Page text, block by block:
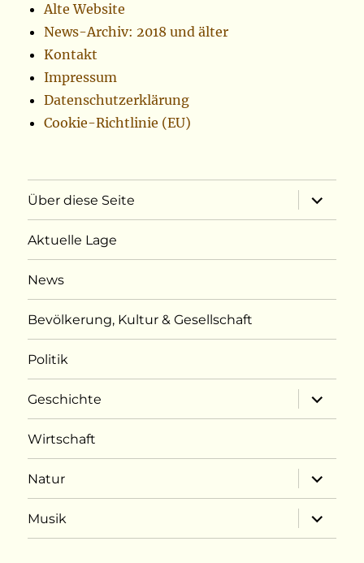
Alte Website
News-Archiv: 2018 und älter
Kontakt
Impressum
Datenschutzerklärung
Cookie-Richtlinie (EU)
Über diese Seite
öffnen
Aktuelle Lage
News
Bevölkerung, Kultur & Gesellschaft
Politik
Geschichte
öffnen
Wirtschaft
Natur
öffnen
Musik
öffnen